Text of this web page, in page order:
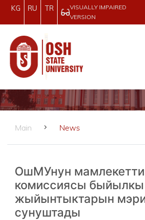
KG RU TR
VISUALLY IMPAIRED
VERSION
Main News
ОшМУнун
комиссиясы
жыйынтыктарын
сунуштады